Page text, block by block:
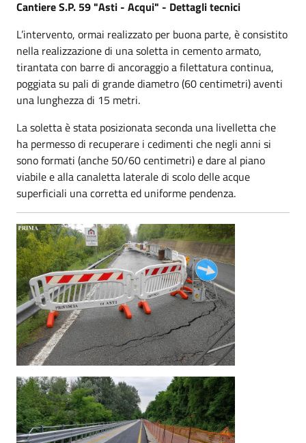
Cantiere S.P. 59 "Asti - Acqui" - Dettagli tecnici
L’intervento, ormai realizzato per buona parte, è consistito
nella realizzazione di una soletta in cemento armato,
tirantata con barre di ancoraggio a filettatura continua,
poggiata su pali di grande diametro (60 centimetri) aventi
una lunghezza di 15 metri.
La soletta è stata posizionata seconda una livelletta che
ha permesso di recuperare i cedimenti che negli anni si
sono formati (anche 50/60 centimetri) e dare al piano
viabile e alla canaletta laterale di scolo delle acque
superficiali una corretta ed uniforme pendenza.